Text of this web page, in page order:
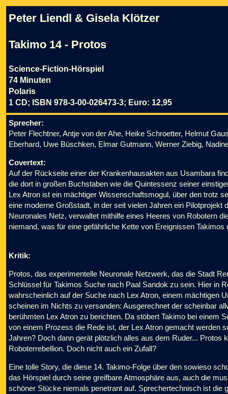
Peter Liendl & Gisela Klötzer
Takimo 14 - Protos
Science-Fiction-Hörspiel
74 Minuten
Polaris
1 CD; ISBN 978-3-00-026473-3; Euro: 12,95
Sprecher:
Peter Flechtner, Antje von der Ahe, Heike Schroetter, Helmut
Eberhard, Uwe Büschken, Elmar Gutmann, Werner Ziebig,
Covertext:
Auf der Rückseite einer der Krankenhausakten aus Usambara
die dort in großen Buchstaben wie die Quintessenz seiner
Lex Atron ist ein mächtiger Wissenschaftsmogul, über den trotz
eine moderne Großstadt, in der seit vielen Jahren ein Pilotprojekt
Neuronales Netz, verwaltet mithilfe eines Heeres von Robotern
niemand, was für eine gefährliche Kette von Ereignissen
Kritik:
Protos, das experimentelle Neuronale Netzwerk, das die Stadt
Schlüssel für Takimos Suche nach Paal Sandok zu sein. Hier in
wahrscheinlich auf der Suche nach Lex Atron, einem mächtigen
scheinen im Nichts zu versanden: Ausgerechnet der scheinbar
berühmten Lex Atron zu berichten. Da stöbert Takimo bei einem
von einem Prozess die Rede ist, der Lex Atron gemacht werden
Jahren? Doch dann gerät plötzlich alles aus dem Ruder... Protos
Roboterrebellion. Doch nicht auch ein Zufall?
Eine tolle Story, die diese 14. Takimo-Folge über den sowieso
das Hörspiel durch seine greifbare Atmosphäre aus, auch die
schöner Stücke niemals penetrant auf. Sprechertechnisch ist die